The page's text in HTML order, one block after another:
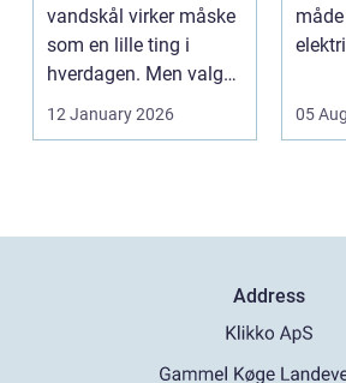
vandskål virker måske
som en lille ting i
hverdagen. Men valg
af sk&arin...
12 January 2026 05
Address